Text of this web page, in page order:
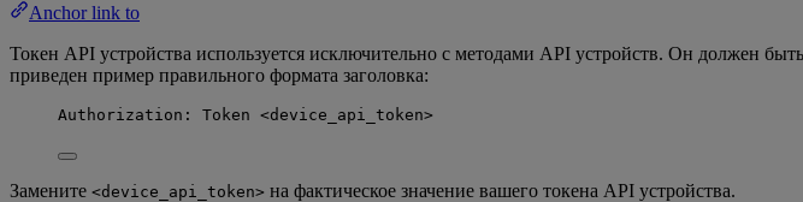
Anchor link to
Токен API устройства используется исключительно с методами API устройств. Он должен
приведен пример правильного формата заголовка:
Authorization: Token <device_api_token>
Замените <device_api_token> на фактическое значение вашего токена API устройства.